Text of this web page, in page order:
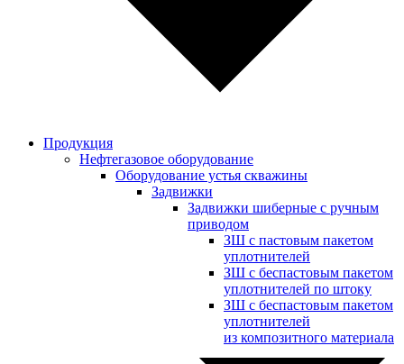
Продукция
Нефтегазовое оборудование
Оборудование устья скважины
Задвижки
Задвижки шиберные с ручным
приводом
ЗШ с пастовым пакетом
уплотнителей
ЗШ с беспастовым пакетом
уплотнителей по штоку
ЗШ с беспастовым пакетом
уплотнителей
из композитного материала